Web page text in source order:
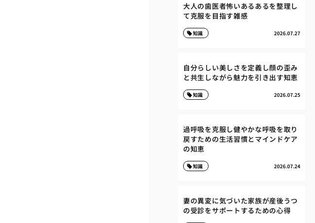
大人の歯医者怖いあるあるを整理し
て克服を目指す雑感
2026.07.27
知識
自分らしい美しさを定義し顔の歪み
と共生しながら魅力を引き出す知恵
2026.07.25
知識
過呼吸を克服し健やかな呼吸を取り
戻すための生活習慣とマインドケア
の知恵
2026.07.24
知識
妻の異変に気づいた家族が産後うつ
の受診をサポートするための心得